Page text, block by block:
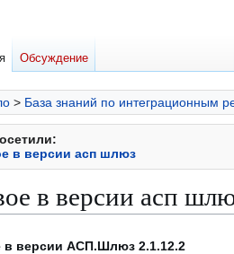
> База знаний по интеграционным
в версии асп шлюз
в версии асп
в версии АСП.Шлюз 2.1.12.2
Обсуждение